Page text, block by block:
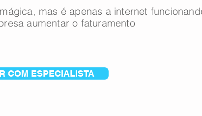
mas é apenas a internet
aumentar o faturamento
COM ESPECIALISTA